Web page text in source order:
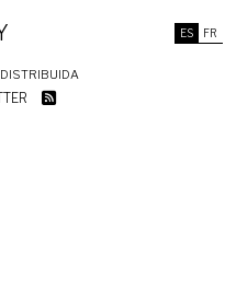
ES FR